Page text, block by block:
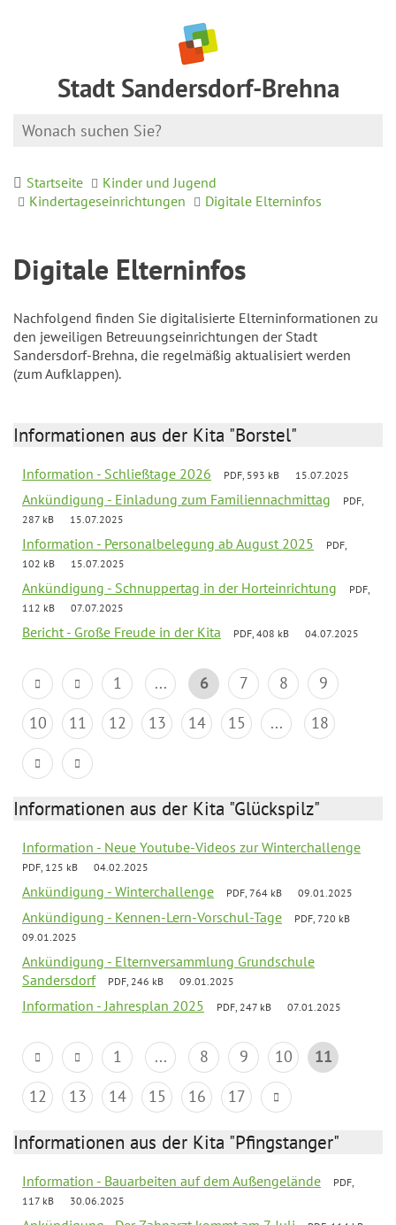
Stadt Sandersdorf-Brehna
Startseite
Kinder und Jugend
Kindertageseinrichtungen
Digitale Elterninfos
Digitale Elterninfos
Nachfolgend finden Sie digitalisierte Elterninformationen zu
den jeweiligen Betreuungseinrichtungen der Stadt
Sandersdorf-Brehna, die regelmäßig aktualisiert werden
(zum Aufklappen).
Informationen aus der Kita "Borstel"
Information - Schließtage 2026 PDF, 593 kB 15.07.2025
Ankündigung - Einladung zum Familiennachmittag
PDF,
287 kB
15.07.2025
Information - Personalbelegung ab August 2025
PDF,
102 kB
15.07.2025
Ankündigung - Schnuppertag in der Horteinrichtung
PDF,
112 kB
07.07.2025
Bericht - Große Freude in der Kita PDF, 408 kB 04.07.2025
1 ... 6 7 8
9
10
11 12 13 14 15 ... 18
Informationen aus der Kita "Glückspilz"
Information - Neue Youtube-Videos zur Winterchallenge
PDF, 125 kB 04.02.2025
Ankündigung - Winterchallenge PDF, 764 kB 09.01.2025
Ankündigung - Kennen-Lern-Vorschul-Tage
PDF, 720 kB
09.01.2025
Ankündigung - Elternversammlung Grundschule
Sandersdorf
PDF, 246 kB 09.01.2025
Information - Jahresplan 2025 PDF, 247 kB 07.01.2025
1 ... 8 9 10
11
12
13 14 15 16 17
Informationen aus der Kita "Pfingstanger"
Information - Bauarbeiten auf dem Außengelände
PDF,
117 kB
30.06.2025